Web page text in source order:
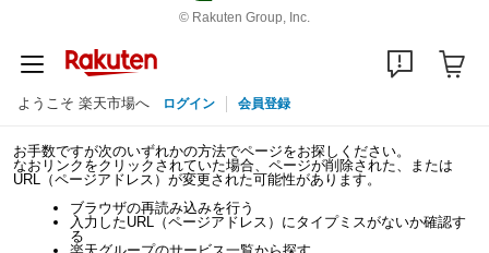
© Rakuten Group, Inc.
ようこそ 楽天市場へ ログイン 会員登録
お手数ですが次のいずれかの方法でページをお探しください。
なおリンクをクリックされていた場合、ページが削除された、または
URL（ページアドレス）が変更された可能性があります。
ブラウザの再読み込みを行う
入力したURL（ページアドレス）にタイプミスがないか確認す
る